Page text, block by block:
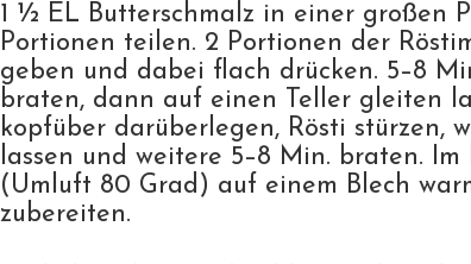
1 ½ EL Butterschmalz in einer großen
Portionen teilen. 2 Portionen der
geben und dabei flach drücken. 5–8
braten, dann auf einen Teller gleiten
kopfüber darüberlegen, Rösti stürzen,
lassen und weitere 5–8 Min. braten.
(Umluft 80 Grad) auf einem Blech
zubereiten.